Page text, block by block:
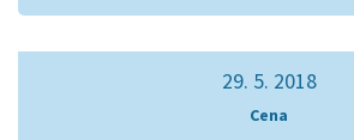
29. 5. 2018
Cena